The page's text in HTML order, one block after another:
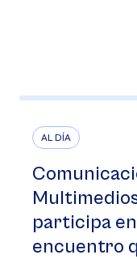
AL DÍA
participa
encuentro